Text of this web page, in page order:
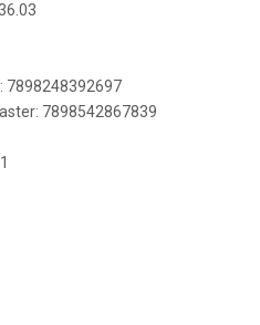
7898248392697
7898542867839